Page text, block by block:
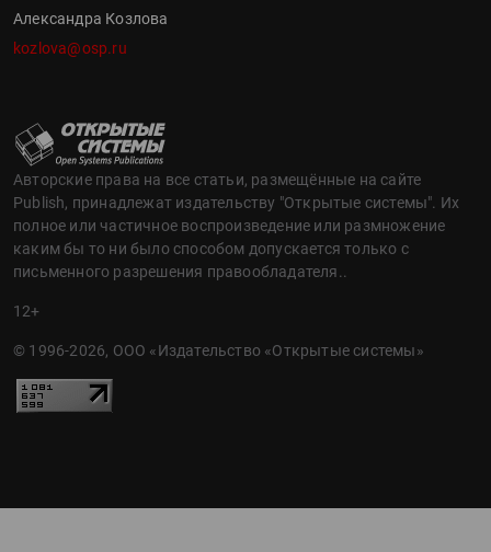
Александра Козлова
kozlova@osp.ru
Авторские права на все статьи, размещённые на сайте
Publish, принадлежат издательству "Открытые системы". Их
полное или частичное воспроизведение или размножение
каким бы то ни было способом допускается только с
письменного разрешения правообладателя..
12+
© 1996-2026, ООО «Издательство «Открытые системы»